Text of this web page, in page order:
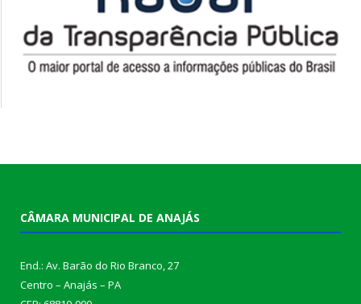
CÂMARA MUNICIPAL DE ANAJÁS
End.: Av. Barão do Rio Branco, 27
Centro – Anajás – PA